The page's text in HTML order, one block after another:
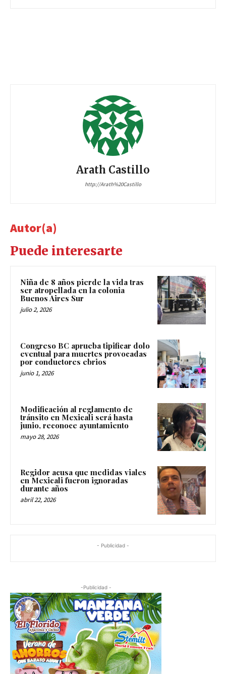
Arath Castillo
http://Arath%20Castillo
Autor(a)
Puede interesarte
Niña de 8 años pierde la vida tras
ser atropellada en la colonia
Buenos Aires Sur
julio 2, 2026
Congreso BC aprueba tipificar dolo
eventual para muertes provocadas
por conductores ebrios
junio 1, 2026
Modificación al reglamento de
tránsito en Mexicali será hasta
junio, reconoce ayuntamiento
mayo 28, 2026
Regidor acusa que medidas viales
en Mexicali fueron ignoradas
durante años
abril 22, 2026
- Publicidad -
-Publicidad -